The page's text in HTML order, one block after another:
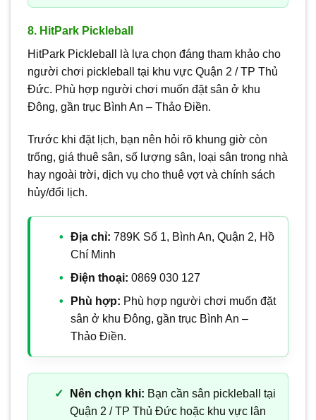
8. HitPark Pickleball
HitPark Pickleball là lựa chọn đáng tham khảo cho
người chơi pickleball tại khu vực Quận 2 / TP Thủ
Đức. Phù hợp người chơi muốn đặt sân ở khu
Đông, gần trục Bình An – Thảo Điền.
Trước khi đặt lịch, bạn nên hỏi rõ khung giờ còn
trống, giá thuê sân, số lượng sân, loại sân trong nhà
hay ngoài trời, dịch vụ cho thuê vợt và chính sách
hủy/đổi lịch.
Địa chỉ: 789K Số 1, Bình An, Quận 2, Hồ
Chí Minh
Điện thoại: 0869 030 127
Phù hợp: Phù hợp người chơi muốn đặt
sân ở khu Đông, gần trục Bình An –
Thảo Điền.
Nên chọn khi: Bạn cần sân pickleball tại
Quận 2 / TP Thủ Đức hoặc khu vực lân